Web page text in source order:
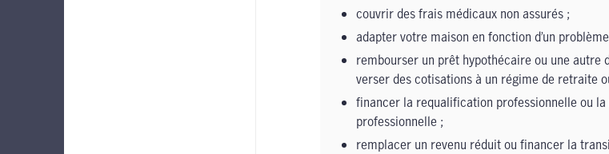
couvrir des frais médicaux non assurés ;
adapter votre maison en fonction d’un
rembourser un prêt hypothécaire ou une autre
verser des cotisations à un régime de retraite
financer la requalification professionnelle ou
professionnelle ;
remplacer un revenu réduit ou financer la